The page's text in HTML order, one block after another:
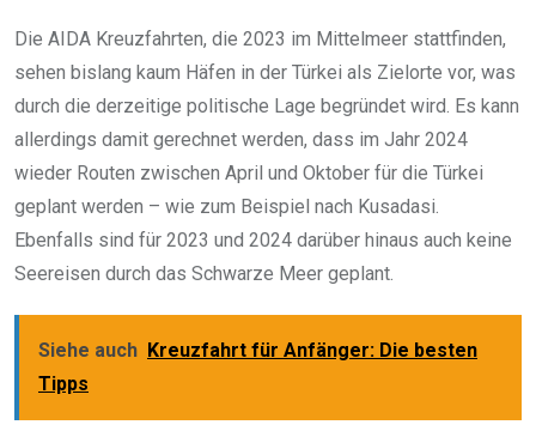
Die AIDA Kreuzfahrten, die 2023 im Mittelmeer stattfinden,
sehen bislang kaum Häfen in der Türkei als Zielorte vor, was
durch die derzeitige politische Lage begründet wird. Es kann
allerdings damit gerechnet werden, dass im Jahr 2024
wieder Routen zwischen April und Oktober für die Türkei
geplant werden – wie zum Beispiel nach Kusadasi.
Ebenfalls sind für 2023 und 2024 darüber hinaus auch keine
Seereisen durch das Schwarze Meer geplant.
Siehe auch Kreuzfahrt für Anfänger: Die besten
Tipps